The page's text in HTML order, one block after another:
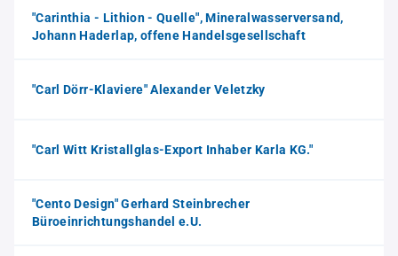
"Carinthia - Lithion - Quelle", Mineralwasserversand,
Johann Haderlap, offene Handelsgesellschaft
"Carl Dörr-Klaviere" Alexander Veletzky
"Carl Witt Kristallglas-Export Inhaber Karla KG."
"Cento Design" Gerhard Steinbrecher
Büroeinrichtungshandel e.U.